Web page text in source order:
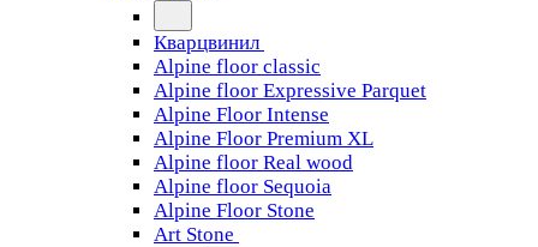
Кварцвинил
Alpine floor classic
Alpine floor Expressive Parquet
Alpine Floor Intense
Alpine Floor Premium XL
Alpine floor Real wood
Alpine floor Sequoia
Alpine Floor Stone
Art Stone